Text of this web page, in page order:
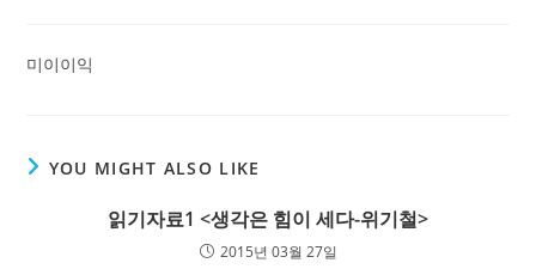
미이이익
YOU MIGHT ALSO LIKE
읽기자료1 <생각은 힘이 세다-위기철>
2015년 03월 27일